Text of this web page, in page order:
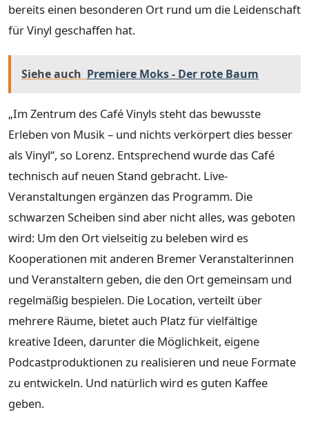
bereits einen besonderen Ort rund um die Leidenschaft
für Vinyl geschaffen hat.
Siehe auch Premiere Moks - Der rote Baum
„Im Zentrum des Café Vinyls steht das bewusste
Erleben von Musik – und nichts verkörpert dies besser
als Vinyl“, so Lorenz. Entsprechend wurde das Café
technisch auf neuen Stand gebracht. Live-
Veranstaltungen ergänzen das Programm. Die
schwarzen Scheiben sind aber nicht alles, was geboten
wird: Um den Ort vielseitig zu beleben wird es
Kooperationen mit anderen Bremer Veranstalterinnen
und Veranstaltern geben, die den Ort gemeinsam und
regelmäßig bespielen. Die Location, verteilt über
mehrere Räume, bietet auch Platz für vielfältige
kreative Ideen, darunter die Möglichkeit, eigene
Podcastproduktionen zu realisieren und neue Formate
zu entwickeln. Und natürlich wird es guten Kaffee
geben.